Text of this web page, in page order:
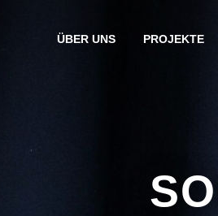
ÜBER UNS PROJEKTE